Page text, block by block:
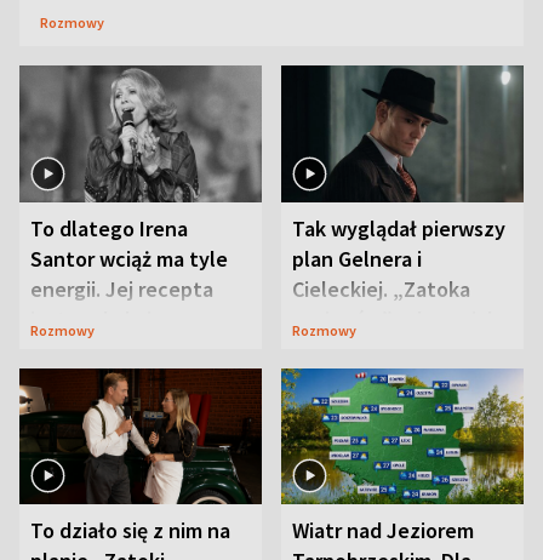
Rozmowy
To dlatego Irena
Santor wciąż ma tyle
energii. Jej recepta
jest zaskakująco
Rozmowy
Tak wyglądał pierwszy
plan Gelnera i
Cieleckiej. „Zatoka
szpiegów” od razu ich
Rozmowy
To działo się z nim na
Wiatr nad Jeziorem